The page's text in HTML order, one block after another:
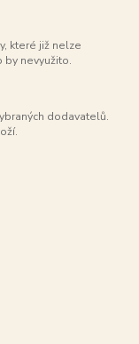
které již nelze
by nevyužito.
dodavatelů.